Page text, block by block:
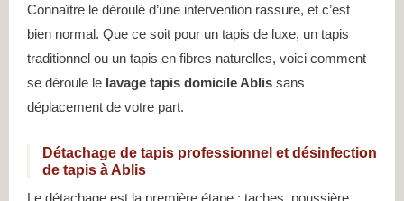
Connaître le déroulé d’une intervention rassure, et c’est
bien normal. Que ce soit pour un tapis de luxe, un tapis
traditionnel ou un tapis en fibres naturelles, voici comment
se déroule le lavage tapis domicile Ablis sans
déplacement de votre part.
Détachage de tapis professionnel et désinfection
de tapis à Ablis